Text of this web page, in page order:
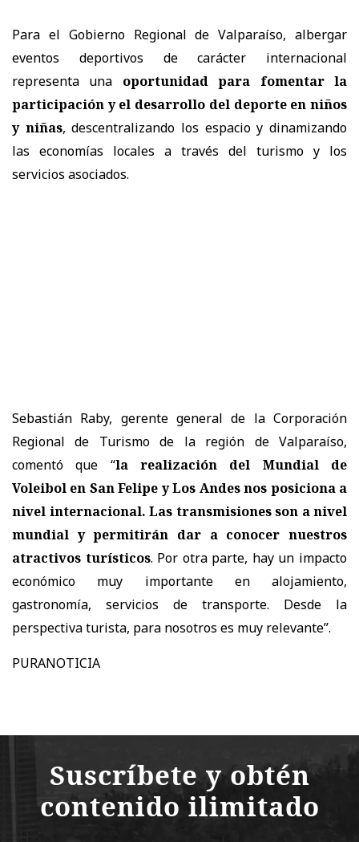
Para el Gobierno Regional de Valparaíso, albergar
eventos deportivos de carácter internacional
representa una
oportunidad para fomentar la
participación y el desarrollo del deporte en niños
y niñas, descentralizando los espacio y dinamizando
las economías locales a través del turismo y los
servicios asociados.
Sebastián Raby, gerente general de la Corporación
Regional de Turismo de la región de Valparaíso,
comentó que “la realización del Mundial de
Voleibol en San Felipe y Los Andes nos posiciona a
nivel internacional. Las transmisiones son a nivel
mundial y permitirán dar a conocer nuestros
atractivos turísticos. Por otra parte, hay un impacto
económico muy importante en alojamiento,
gastronomía, servicios de transporte. Desde la
perspectiva turista, para nosotros es muy relevante”.
PURANOTICIA